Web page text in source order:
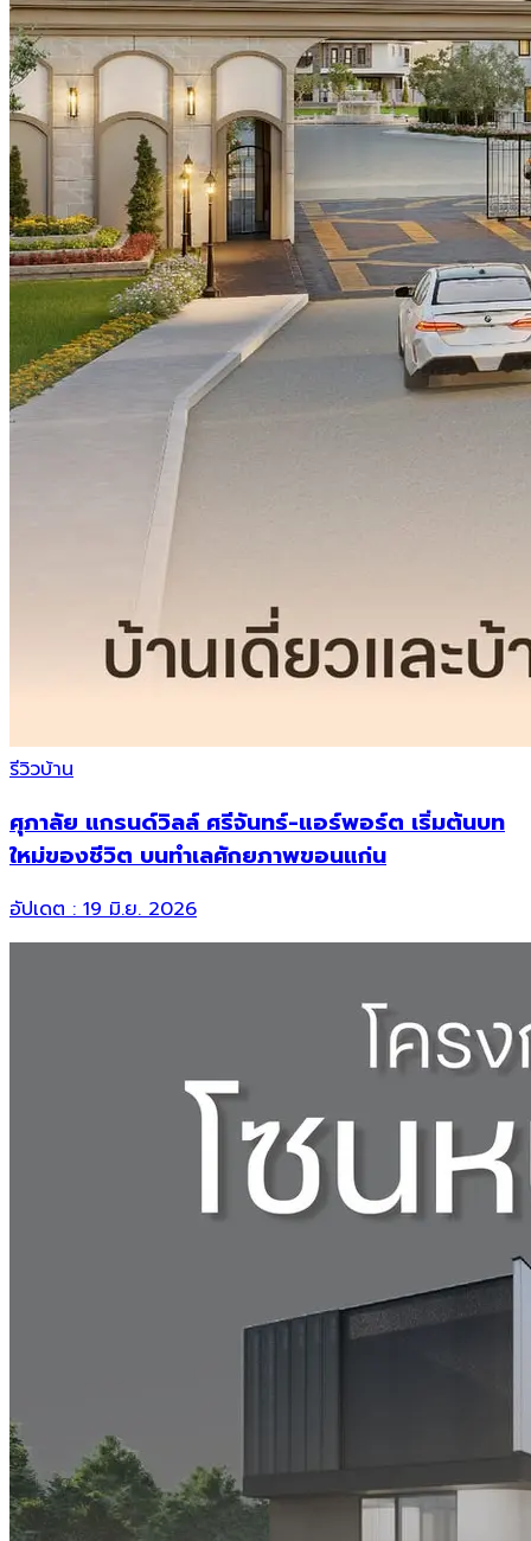
รีวิวบ้าน
ศุภาลัย แกรนด์วิลล์ ศรีจันทร์-แอร์พอร์ต เริ่มต้นบท
ใหม่ของชีวิต บนทำเลศักยภาพขอนแก่น
อัปเดต : 19 มิ.ย. 2026